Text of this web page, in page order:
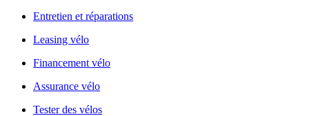
Entretien et réparations
Leasing vélo
Financement vélo
Assurance vélo
Tester des vélos